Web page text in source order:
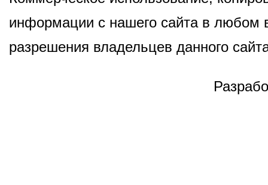
информации с нашего сайта в любом
разрешения владельцев данного